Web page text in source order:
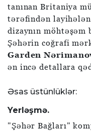
tanınan Britaniya
tərəfindən
dizaynın
Şəhərin coğrafi
Garden
ən incə detallara
Əsas üstünlüklər:
Yerləşmə.
"Şəhər Bağları"